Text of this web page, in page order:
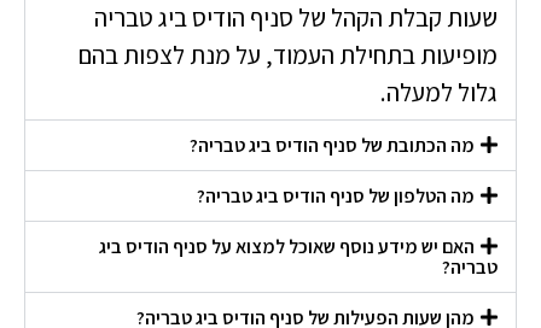
שעות קבלת הקהל של סניף הודיס ביג טבריה
מופיעות בתחילת העמוד, על מנת לצפות בהם
גלול למעלה.
מה הכתובת של סניף הודיס ביג טבריה?
מה הטלפון של סניף הודיס ביג טבריה?
האם יש מידע נוסף שאוכל למצוא על סניף הודיס ביג
טבריה?
מהן שעות הפעילות של סניף הודיס ביג טבריה?